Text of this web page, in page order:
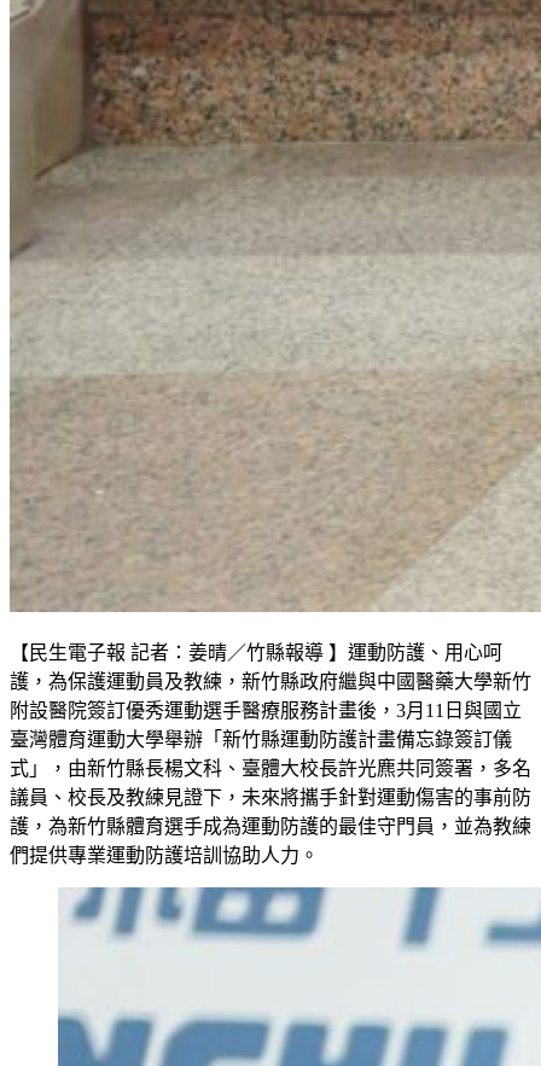
【民生電子報 記者：姜晴／竹縣報導 】運動防護、用心呵
護，為保護運動員及教練，新竹縣政府繼與中國醫藥大學新竹
附設醫院簽訂優秀運動選手醫療服務計畫後，3月11日與國立
臺灣體育運動大學舉辦「新竹縣運動防護計畫備忘錄簽訂儀
式」，由新竹縣長楊文科、臺體大校長許光麃共同簽署，多名
議員、校長及教練見證下，未來將攜手針對運動傷害的事前防
護，為新竹縣體育選手成為運動防護的最佳守門員，並為教練
們提供專業運動防護培訓協助人力。